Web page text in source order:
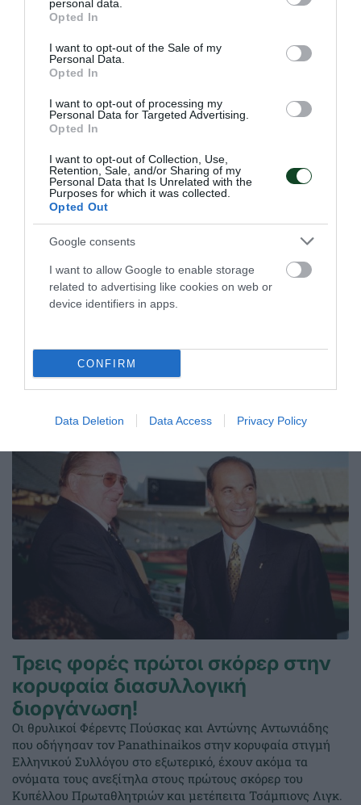
grant or deny consent to Google and its third-party tags to
use your data for below specified purposes in below Google
consent section.
personal data.
Opted In
I want to opt-out of the Sale of my
Personal Data.
Opted In
I want to opt-out of processing my
Personal Data for Targeted Advertising.
Opted In
I want to opt-out of Collection, Use,
Retention, Sale, and/or Sharing of my
Personal Data that Is Unrelated with the
Purposes for which it was collected.
Opted Out
Google consents
I want to allow Google to enable storage
related to advertising like cookies on web or
device identifiers in apps.
CONFIRM
Data Deletion Data Access Privacy Policy
Μεγάλη νίκη κόντρα στην Τσεχία
για την Εθνική Νέων γυναικών
Η Εθνική ομάδα μπάσκετ γυναικών νίκησε την Τσεχία και
είναι κοντά στην πρόκριση στα ημιτελικά του ευρωπαϊκού
πρωταθλήματος Β' κατηγορίας.
Τρεις φορές πρώτοι σκόρερ στην
κορυφαία διασυλλογική
διοργάνωση!
Οι θρυλικοί Φέρεντς Πούσκας και Αντώνης Αντωνιάδης
που οδήγησαν τον Panathinaikos στην κορυφαία στιγμή
Ελληνικού Συλλόγου στο εξωτερικό, έχουν ακόμα τα
ονόματα τους ανεξίτηλα στους πρώτους σκόρερ του
Κυπέλλου Πρωταθλητριών και μετέπειτα Τσάμπιονς Λιγκ.